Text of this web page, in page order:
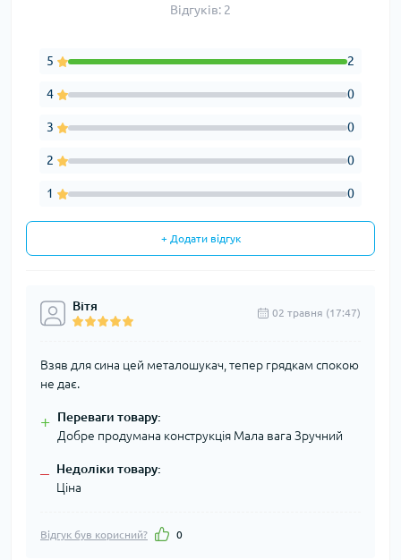
Відгуків: 2
5 2
4 0
3 0
2 0
1 0
+ Додати відгук
Вітя 02 травня (17:47)
Взяв для сина цей металошукач, тепер грядкам спокою
не дає.
+ Переваги товару:
Добре продумана конструкція Мала вага Зручний
– Недоліки товару:
Ціна
Відгук був корисний? 0